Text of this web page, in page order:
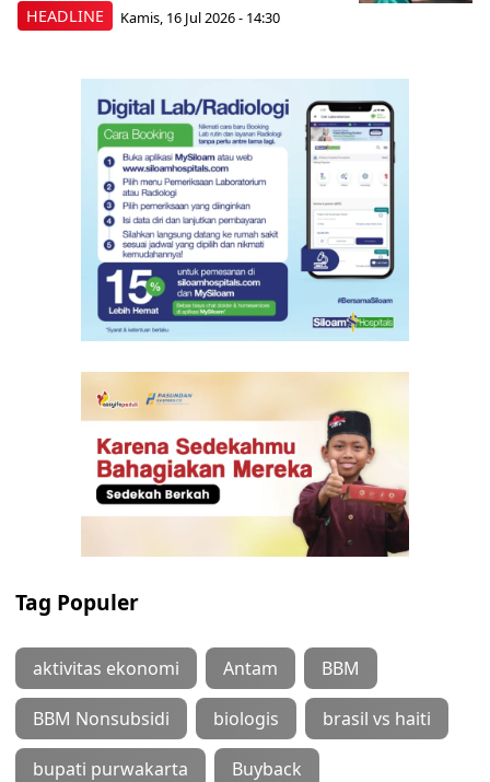
HEADLINE Kamis, 16 Jul 2026 - 14:30
Tag Populer
aktivitas ekonomi Antam BBM
BBM Nonsubsidi biologis brasil vs haiti
bupati purwakarta Buyback